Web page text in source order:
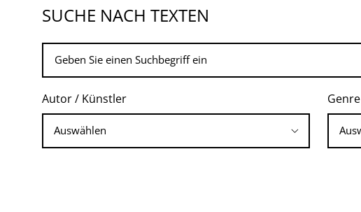
SUCHE NACH TEXTEN
Autor / Künstler Genre